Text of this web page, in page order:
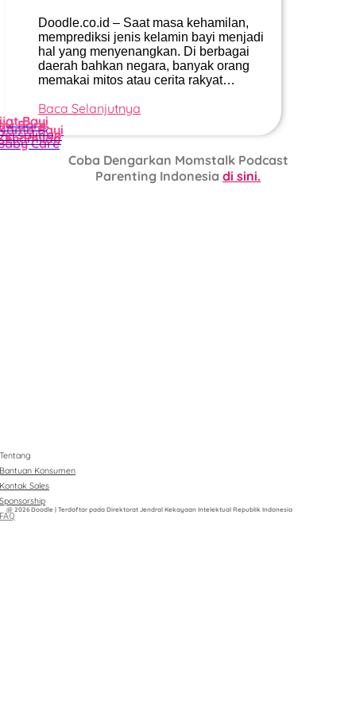
Doodle.co.id – Saat masa kehamilan,
memprediksi jenis kelamin bayi menjadi
hal yang menyenangkan. Di berbagai
daerah bahkan negara, banyak orang
memakai mitos atau cerita rakyat…
Baca Selanjutnya
Care
Bayi
Born
Bayi
Coba Dengarkan Momstalk Podcast
Parenting Indonesia di sini.
Tentang
Bantuan Konsumen
Kontak Sales
Sponsorship
FAQ
@ 2026 Doodle | Terdaftar pada Direktorat Jendral Kekayaan Intelektual Republik Indonesia